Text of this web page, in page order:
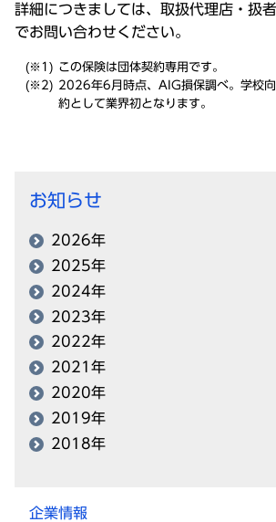
詳細につきましては、取扱代理店・扱
でお問い合わせください。
この保険は団体契約専用です。
2026年6月時点、AIG損保調べ。学校
約として業界初となります。
お知らせ
2026年
2025年
2024年
2023年
2022年
2021年
2020年
2019年
2018年
企業情報